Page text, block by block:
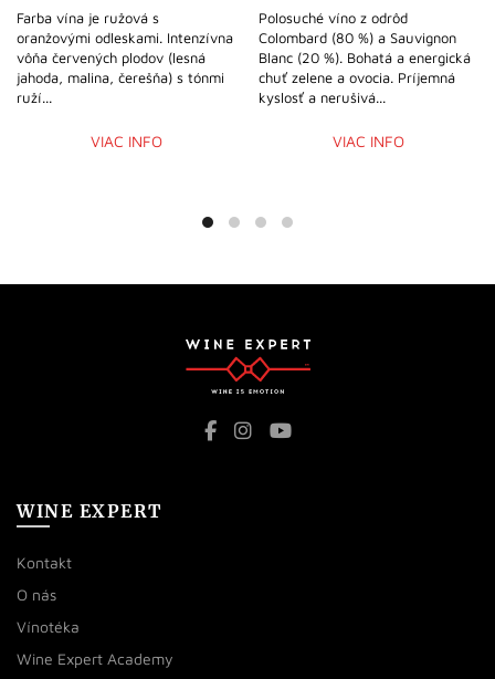
Farba vína je ružová s
oranžovými odleskami. Intenzívna
vôňa červených plodov (lesná
jahoda, malina, čerešňa) s tónmi
ruží...
VIAC INFO
Polosuché víno z odrôd
Colombard (80 %) a Sauvignon
Blanc (20 %). Bohatá a energická
chuť zelene a ovocia. Príjemná
kyslosť a nerušivá...
VIAC INFO
WINE EXPERT
Kontakt
O nás
Vínotéka
Wine Expert Academy